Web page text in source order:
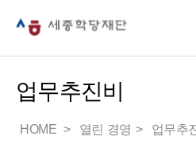
업무추진비
HOME 열린 경영 업무추